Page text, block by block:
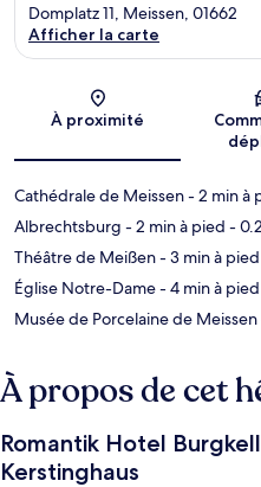
Domplatz 11, Meissen, 01662
Afficher la carte
À proximité
Cathédrale de Meissen- 2 min à
Albrechtsburg - 2 min à pied -
Théâtre de Meißen- 3 min à pied
Église Notre-Dame- 4 min à pied
Musée de Porcelaine de Meissen
À propos de cet
Romantik Hotel
Kerstinghaus